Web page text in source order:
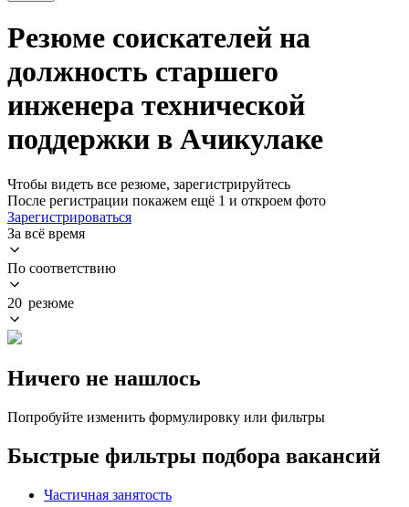
Резюме соискателей на
должность старшего
инженера технической
поддержки в Ачикулаке
Чтобы видеть все резюме, зарегистрируйтесь
После регистрации покажем ещё 1 и откроем фото
Зарегистрироваться
За всё время
По соответствию
20 резюме
Ничего не нашлось
Попробуйте изменить формулировку или фильтры
Быстрые фильтры подбора вакансий
Частичная занятость